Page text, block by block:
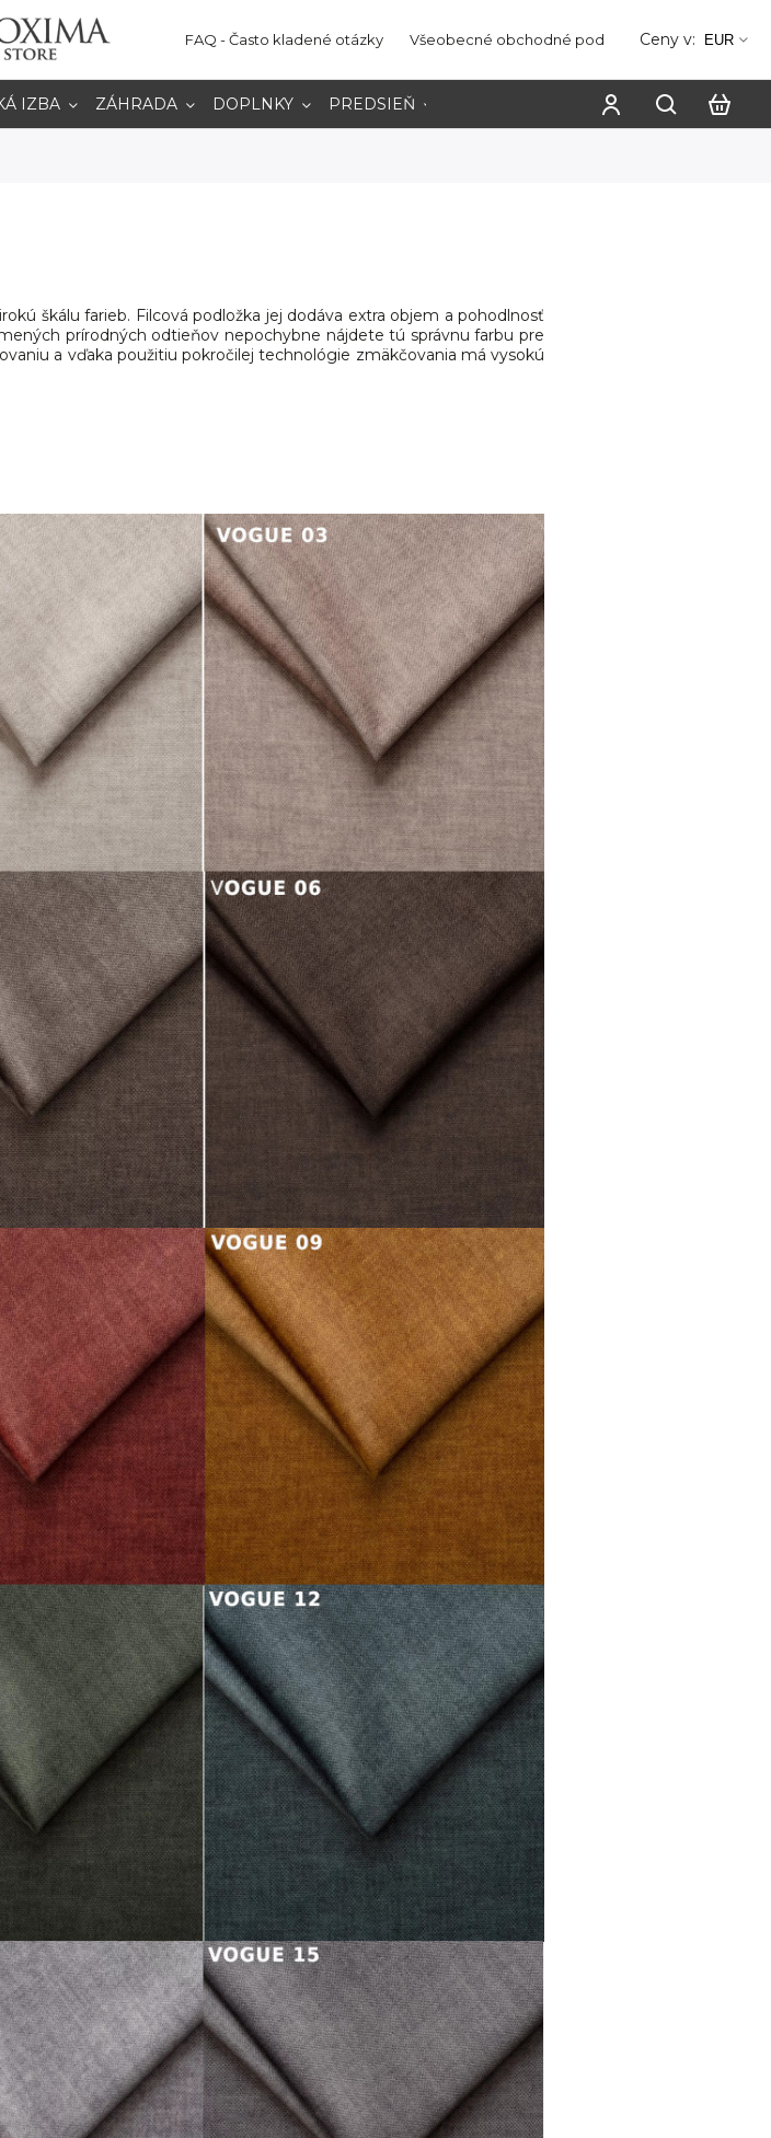
FAQ - Často kladené otázky Všeobecné obchodné podmienky Ochrana
Ceny v: EUR
IZBA ZÁHRADA DOPLNKY PREDSIEŇ
škálu farieb. Filcová podložka jej dodáva extra objem a pohodlnosť
prírodných odtieňov nepochybne nájdete tú správnu farbu pre
a vďaka použitiu pokročilej technológie zmäkčovania má vysokú